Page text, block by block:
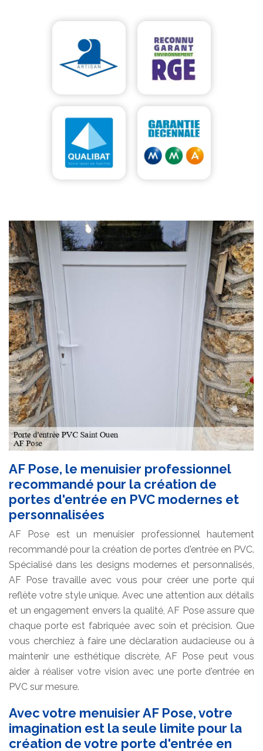
AF Pose, le menuisier professionnel
recommandé pour la création de
portes d'entrée en PVC modernes et
personnalisées
AF Pose est un menuisier professionnel hautement
recommandé pour la création de portes d'entrée en PVC.
Spécialisé dans les designs modernes et personnalisés,
AF Pose travaille avec vous pour créer une porte qui
reflète votre style unique. Avec une attention aux détails
et un engagement envers la qualité, AF Pose assure que
chaque porte est fabriquée avec soin et précision. Que
vous cherchiez à faire une déclaration audacieuse ou à
maintenir une esthétique discrète, AF Pose peut vous
aider à réaliser votre vision avec une porte d'entrée en
PVC sur mesure.
Avec votre menuisier AF Pose, votre
imagination est la seule limite pour la
création de votre porte d'entrée en